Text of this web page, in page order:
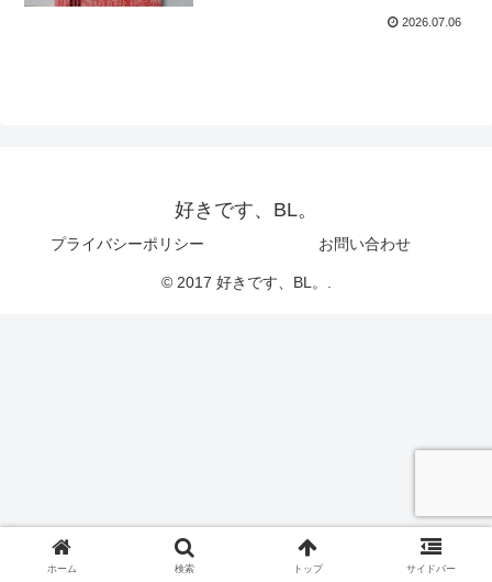
2026.07.06
好きです、BL。
プライバシーポリシー お問い合わせ
© 2017 好きです、BL。.
ホーム 検索 トップ サイドバー